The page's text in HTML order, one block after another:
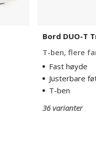
Bord DUO-T
T-ben, flere
Fast høyde
Justerbare
T-ben
36 varianter